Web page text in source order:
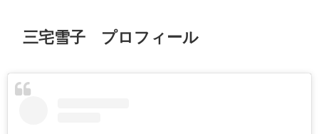
三宅雪子 プロフィール